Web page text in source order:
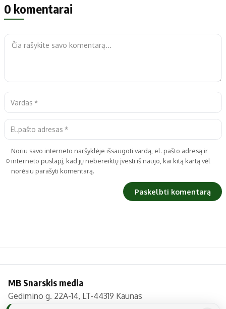
0 komentarai
Noriu savo interneto naršyklėje išsaugoti vardą, el. pašto adresą ir
interneto puslapį, kad jų nebereiktų įvesti iš naujo, kai kitą kartą vėl
norėsiu parašyti komentarą.
MB Snarskis media
Gedimino g. 22A-14, LT-44319 Kaunas